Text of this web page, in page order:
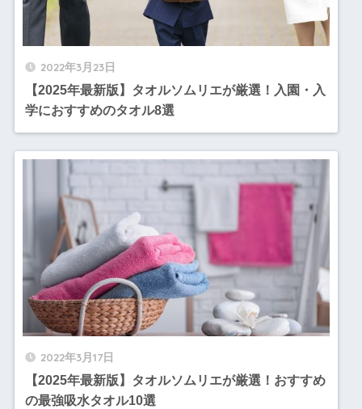
2022年3月23日
【2025年最新版】タオルソムリエが厳選！入園・入
学におすすめのタオル8選
2022年3月17日
【2025年最新版】タオルソムリエが厳選！おすすめ
の最強吸水タオル10選